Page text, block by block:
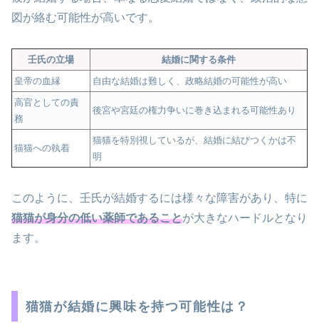
図が絡む可能性が高いです。
壬氏の立場
結婚に関する条件
皇帝の血縁
自由な結婚は難しく、政略結婚の可能性が高い
高官としての責
務
後宮や宮廷の権力争いに巻き込まれる可能性あり
猫猫への執着
猫猫を特別視しているが、結婚に結びつくかは不
明
このように、壬氏が結婚するには様々な障害があり、特に
猫猫が身分の低い薬師であることが大きなハードルとなり
ます。
猫猫が結婚に興味を持つ可能性は？